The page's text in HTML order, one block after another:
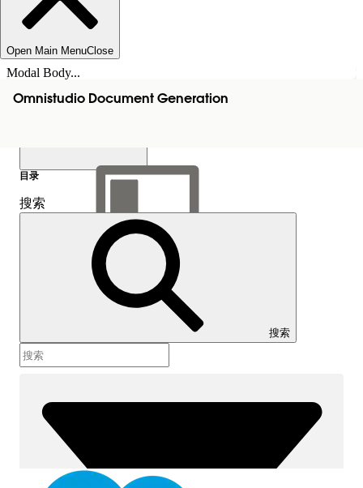
Open Main MenuClose
Modal Body...
Omnistudio Document Generation
显示目录
目录
搜索
搜索